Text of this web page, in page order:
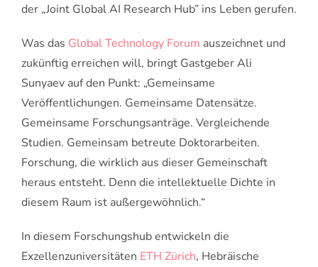
der „Joint Global AI Research Hub” ins Leben gerufen.
Was das Global Technology Forum auszeichnet und
zukünftig erreichen will, bringt Gastgeber Ali
Sunyaev auf den Punkt: „Gemeinsame
Veröffentlichungen. Gemeinsame Datensätze.
Gemeinsame Forschungsanträge. Vergleichende
Studien. Gemeinsam betreute Doktorarbeiten.
Forschung, die wirklich aus dieser Gemeinschaft
heraus entsteht. Denn die intellektuelle Dichte in
diesem Raum ist außergewöhnlich.“
In diesem Forschungshub entwickeln die
Exzellenzuniversitäten ETH Zürich, Hebräische